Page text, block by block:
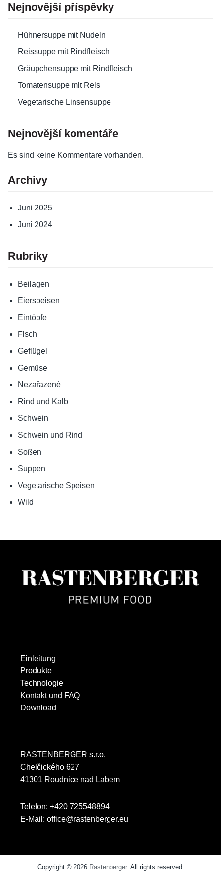
Nejnovější příspěvky
Hühnersuppe mit Nudeln
Reissuppe mit Rindfleisch
Gräupchensuppe mit Rindfleisch
Tomatensuppe mit Reis
Vegetarische Linsensuppe
Nejnovější komentáře
Es sind keine Kommentare vorhanden.
Archivy
Juni 2025
Juni 2024
Rubriky
Beilagen
Eierspeisen
Eintöpfe
Fisch
Geflügel
Gemüse
Nezařazené
Rind und Kalb
Schwein
Schwein und Rind
Soßen
Suppen
Vegetarische Speisen
Wild
Einleitung
Produkte
Technologie
Kontakt und FAQ
Download
RASTENBERGER s.r.o.
Chelčického 627
41301 Roudnice nad Labem
Telefon: +420 725548894
E-Mail: office@rastenberger.eu
Copyright © 2026 Rastenberger. All rights reserved.